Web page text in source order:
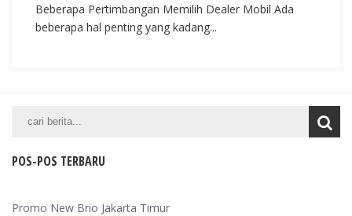
Beberapa Pertimbangan Memilih Dealer Mobil Ada
beberapa hal penting yang kadang...
POS-POS TERBARU
Promo New Brio Jakarta Timur